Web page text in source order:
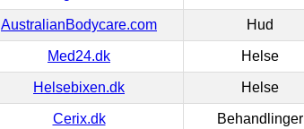
AustralianBodycare.com Hud
Med24.dk Helse
Helsebixen.dk Helse
Cerix.dk Behandlinger